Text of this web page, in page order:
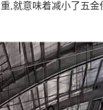
,就意味着减小了五